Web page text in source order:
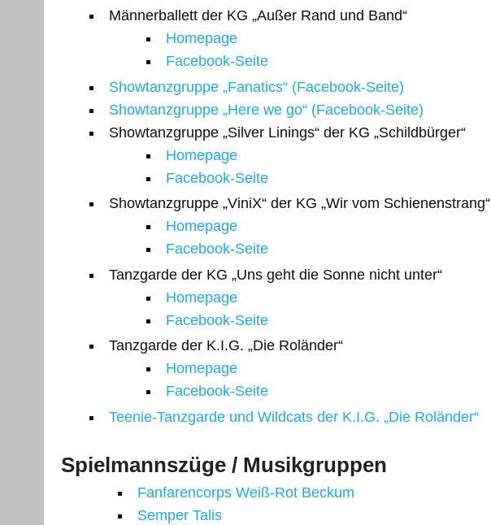
Männerballett der KG „Außer Rand und Band“
Homepage
Facebook-Seite
Showtanzgruppe „Fanatics“ (Facebook-Seite)
Showtanzgruppe „Here we go“ (Facebook-Seite)
Showtanzgruppe „Silver Linings“ der KG „Schildbürger“
Homepage
Facebook-Seite
Showtanzgruppe „ViniX“ der KG „Wir vom Schienenstrang“
Homepage
Facebook-Seite
Tanzgarde der KG „Uns geht die Sonne nicht unter“
Homepage
Facebook-Seite
Tanzgarde der K.I.G. „Die Roländer“
Homepage
Facebook-Seite
Teenie-Tanzgarde und Wildcats der K.I.G. „Die Roländer“
Spielmannszüge / Musikgruppen
Fanfarencorps Weiß-Rot Beckum
Semper Talis